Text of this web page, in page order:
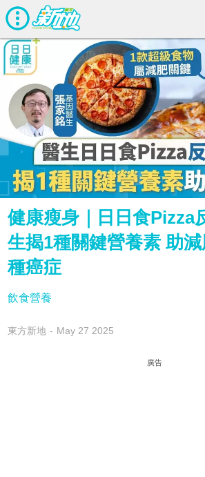
健康瘦身｜日日食Pizza
生揭1種關鍵營養素 助
種癌症
飲食營養
東方新地 May 27 2025
廣告